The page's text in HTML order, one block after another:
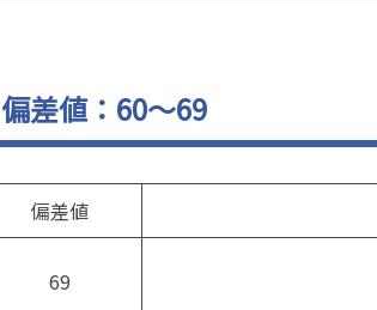
偏差値：60～69
偏差値
69